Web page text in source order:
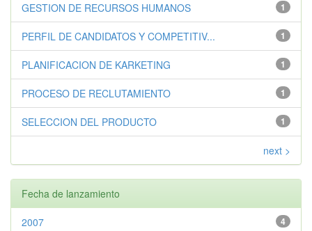
1
GESTION DE RECURSOS HUMANOS
1
PERFIL DE CANDIDATOS Y COMPETITIV...
1
PLANIFICACION DE KARKETING
1
PROCESO DE RECLUTAMIENTO
1
SELECCION DEL PRODUCTO
next >
Fecha de lanzamiento
4
2007